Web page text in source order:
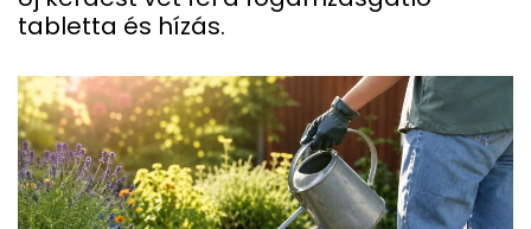
tabletta és hízás.